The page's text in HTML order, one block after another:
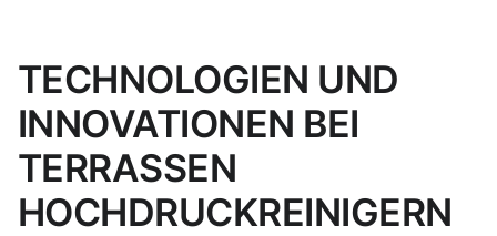
TECHNOLOGIEN UND
INNOVATIONEN BEI
TERRASSEN
HOCHDRUCKREINIGERN